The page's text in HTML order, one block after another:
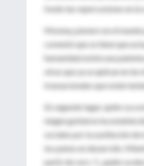
fondo las repercusiones en la
Mooney, pionero en el
comentó que se tiene que
humanidad existe una
otras que ya se aplican en
trasnacionales que están
En segundo lugar, quién va
ningún gobierno ha
sociales por la sustitución
los países en desarrollo.
partir de cero. Y, ¿quién va